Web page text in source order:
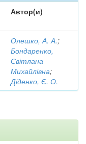
Автор(и)
Олешко, А. А.;
Бондаренко,
Світлана
Михайлівна;
Діденко, Є. О.